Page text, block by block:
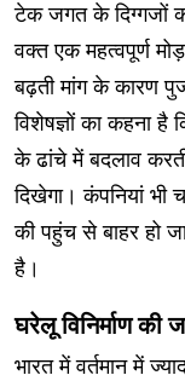
टेक जगत के दिग्गजों
वक्त एक महत्वपूर्ण
बढ़ती मांग के कारण
विशेषज्ञों का कहना
के ढांचे में बदलाव
दिखेगा। कंपनियां भी
की पहुंच से बाहर हो
है।
घरेलू विनिर्माण की
भारत में वर्तमान में